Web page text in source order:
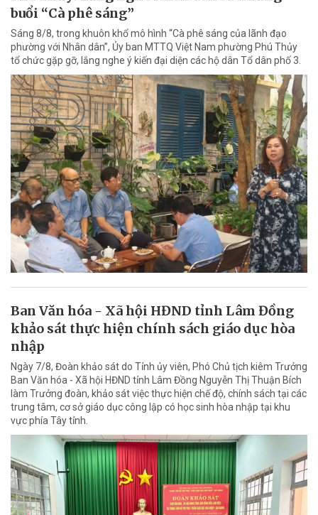
buổi “Cà phê sáng”
Sáng 8/8, trong khuôn khổ mô hình “Cà phê sáng của lãnh đạo
phường với Nhân dân”, Ủy ban MTTQ Việt Nam phường Phú Thủy
tổ chức gặp gỡ, lắng nghe ý kiến đại diện các hộ dân Tổ dân phố 3.
Ban Văn hóa - Xã hội HĐND tỉnh Lâm Đồng
khảo sát thực hiện chính sách giáo dục hòa
nhập
Ngày 7/8, Đoàn khảo sát do Tỉnh ủy viên, Phó Chủ tịch kiêm Trưởng
Ban Văn hóa - Xã hội HĐND tỉnh Lâm Đồng Nguyễn Thị Thuận Bích
làm Trưởng đoàn, khảo sát việc thực hiện chế độ, chính sách tại các
trung tâm, cơ sở giáo dục công lập có học sinh hòa nhập tại khu
vực phía Tây tỉnh.